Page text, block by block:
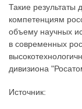
Такие результаты
компетенциям
объему научных
в современных
дивизиона
Источник: